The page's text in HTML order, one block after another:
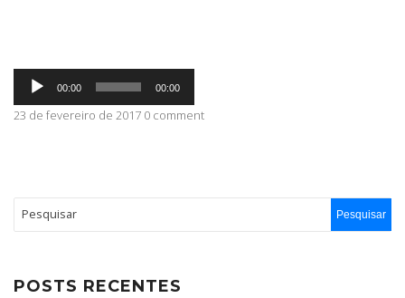
CONTATO
Tocador
áudio
00:00 00:00
23 de fevereiro de 2017 0 comment
POSTS RECENTES